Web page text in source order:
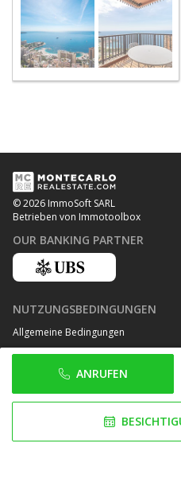
ANRUFEN
© 2026 ImmoSoft SARL
Betrieben von Immotoolbox
OUR BANKING PARTNER
NUTZUNGSBEDINGUNGEN
Allgemeine Bedingungen
Datenschutz Bestimmungen
Cookie Richtlinie